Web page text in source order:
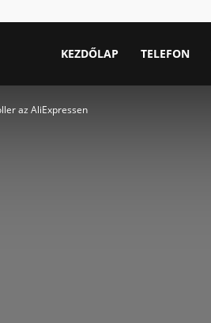
KEZDŐLAP TELEFON
az AliExpressen